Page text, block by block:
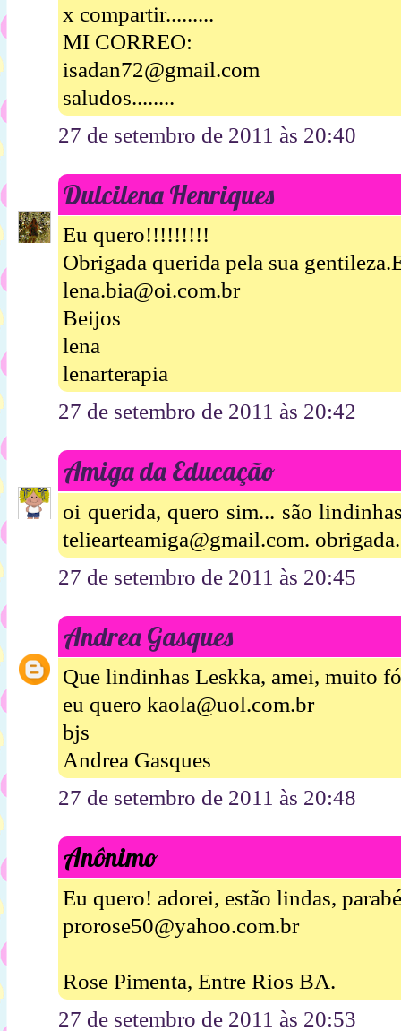
x compartir.........
MI CORREO:
isadan72@gmail.com
saludos........
27 de setembro de 2011 às 20:40
Dulcilena Henriques
Eu quero!!!!!!!!!
Obrigada querida pela sua
lena.bia@oi.com.br
Beijos
lena
lenarterapia
27 de setembro de 2011 às 20:42
Amiga da Educação
oi querida, quero sim... são
teliearteamiga@gmail.com. obrigada.
27 de setembro de 2011 às 20:45
Andrea Gasques
Que lindinhas Leskka, amei, muito
eu quero kaola@uol.com.br
bjs
Andrea Gasques
27 de setembro de 2011 às 20:48
Anônimo
Eu quero! adorei, estão lindas,
prorose50@yahoo.com.br
Rose Pimenta, Entre Rios BA.
27 de setembro de 2011 às 20:53